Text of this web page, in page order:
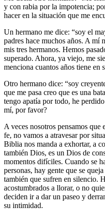
y con rabia por la impotencia;
hacer en la situación que me
Un hermano me dice: “soy el
padres hace muchos años. A mí
mis tres hermanos. Hemos
superado. Ahora, ya viejo, me
menciona cuantos años tiene en
Otro hermano dice: “soy
que me pasa creo que es una
tengo apatía por todo, he
mí, por favor?
A veces nosotros pensamos que
fe, no vamos a atravesar por
Biblia nos manda a exhortar, a
también Dios, es un Dios de
momentos difíciles. Cuando se
personas, hay gente que se
también que sufren en silencio.
acostumbrados a llorar, o no
deciden ir a dar un paseo y
su intimidad.